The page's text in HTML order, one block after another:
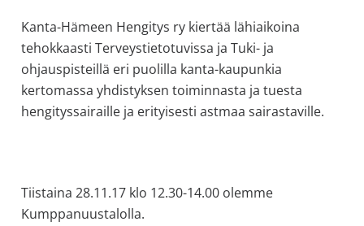
Kanta-Hämeen Hengitys ry kiertää lähiaikoina
tehokkaasti Terveystietotuvissa ja Tuki- ja
ohjauspisteillä eri puolilla kanta-kaupunkia
kertomassa yhdistyksen toiminnasta ja tuesta
hengityssairaille ja erityisesti astmaa sairastaville.
Tiistaina 28.11.17 klo 12.30-14.00 olemme
Kumppanuustalolla.